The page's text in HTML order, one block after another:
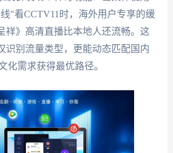
"看CCTV11时，海外用户专享的缓
祥》高清直播比本地人还流畅。这
识别流量类型，更能动态匹配国内
化需求获得最优路径。